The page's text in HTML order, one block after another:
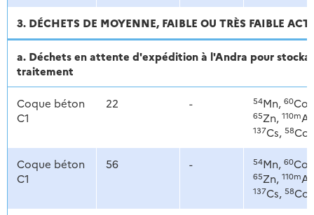
3. DÉCHETS DE MOYENNE, FAIBLE OU TRÈS FAIBLE
a. Déchets en attente d'expédition à l'Andra pour
traitement
Coque béton
C1
22 - 54Mn, 60Co,
65Zn, 110m
137Cs, 58Co
Coque béton
C1
56 - 54Mn, 60Co,
65Zn, 110m
137Cs, 58Co